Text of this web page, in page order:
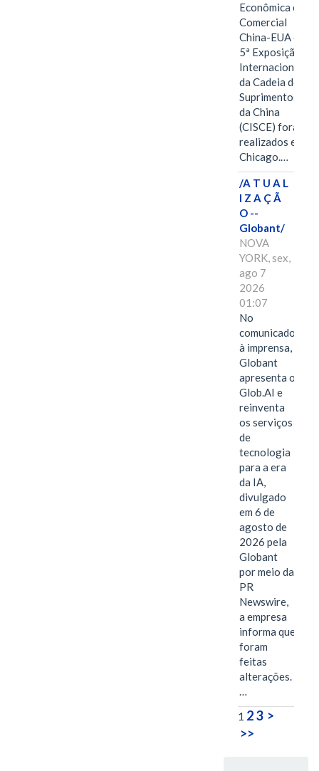
Econômica e
Comercial
China-EUA e a
5ª Exposição
Internacional
da Cadeia de
Suprimentos
da China
(CISCE) foram
realizados em
Chicago.…
/A T U A L
I Z A Ç Ã
O --
Globant/
NOVA
YORK, sex,
ago 7
2026
01:07
No
comunicado
à imprensa,
Globant
apresenta o
Glob.AI e
reinventa
os serviços
de
tecnologia
para a era
da IA,
divulgado
em 6 de
agosto de
2026 pela
Globant
por meio da
PR
Newswire,
a empresa
informa que
foram
feitas
alterações.
…
1 23 >
>>